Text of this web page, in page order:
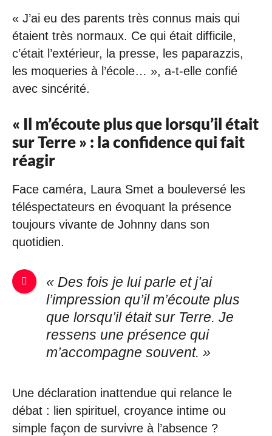
« J’ai eu des parents très connus mais qui
étaient très normaux. Ce qui était difficile,
c’était l’extérieur, la presse, les paparazzis,
les moqueries à l’école… », a-t-elle confié
avec sincérité.
« Il m’écoute plus que lorsqu’il était
sur Terre » : la confidence qui fait
réagir
Face caméra, Laura Smet a bouleversé les
téléspectateurs en évoquant la présence
toujours vivante de Johnny dans son
quotidien.
« Des fois je lui parle et j’ai
l’impression qu’il m’écoute plus
que lorsqu’il était sur Terre. Je
ressens une présence qui
m’accompagne souvent. »
Une déclaration inattendue qui relance le
débat : lien spirituel, croyance intime ou
simple façon de survivre à l’absence ?